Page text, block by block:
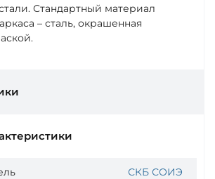
Стандартный материал
– сталь, окрашенная
СКБ СОИЭ